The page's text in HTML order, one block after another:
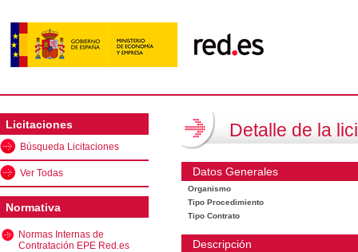
Licitaciones
Búsqueda Licitaciones
Ver Todas
Normativa
Normas Internas de
Contratación EPE Red.es
Detalle de la
Datos Generales
Organismo
Tipo Procedimiento
Tipo Contrato
Descripción